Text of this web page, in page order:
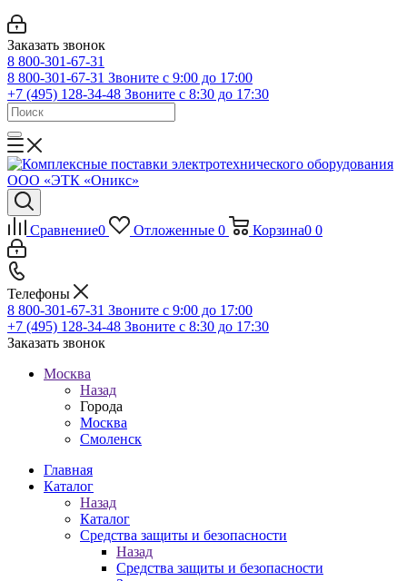
Заказать звонок
8 800-301-67-31
8 800-301-67-31 Звоните с 9:00 до 17:00
+7 (495) 128-34-48 Звоните с 8:30 до 17:30
Сравнение0 Отложенные 0 Корзина0 0
Телефоны
8 800-301-67-31 Звоните с 9:00 до 17:00
+7 (495) 128-34-48 Звоните с 8:30 до 17:30
Заказать звонок
Москва
Назад
Города
Москва
Смоленск
Главная
Каталог
Назад
Каталог
Средства защиты и безопасности
Назад
Средства защиты и безопасности